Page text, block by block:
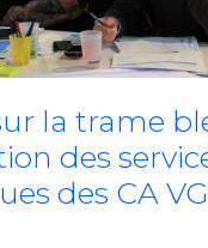
la trame
des
des CA